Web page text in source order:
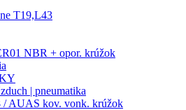
T19,L43
NBR + opor. krúžok
| pneumatika
AUAS kov. vonk. krúžok